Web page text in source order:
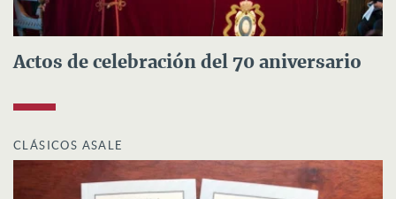
Actos de celebración del 70 aniversario
CLÁSICOS ASALE